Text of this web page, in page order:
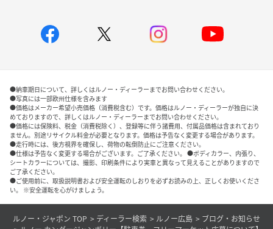
●納車期日について、詳しくはルノー・ディーラーまでお問い合わせください。
●写真には一部欧州仕様を含みます
●価格はメーカー希望小売価格（消費税含む）です。価格はルノー・ディーラーが独自に決
めておりますので、詳しくはルノー・ディーラーまでお問い合わせください。
●価格には保険料、税金（消費税除く）、登録等に伴う諸費用、付属品価格は含まれており
ません。別途リサイクル料金が必要となります。価格は予告なく変更する場合があります。
●走行時には、後方視界を確保し、荷物の転倒防止にご注意ください。
●仕様は予告なく変更する場合がございます。ご了承ください。 ●ボディカラー、内張り、
シートカラーについては、撮影、印刷条件により実車と異なって見えることがありますので
ご了承ください。
●ご使用前に、取扱説明書および安全運転のしおりを必ずお読みの上、正しくお使いくださ
い。 ※安全運転を心がけましょう。
ルノー・ジャポン TOP ディーラー検索 ルノー広島
ブログ・お知らせ